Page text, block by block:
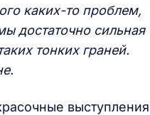
каких-то проблем,
достаточно сильная
тонких граней.